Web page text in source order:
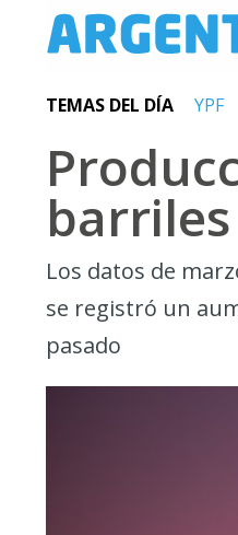
TEMAS DEL DÍA YPF
Los datos de
se registró un
pasado